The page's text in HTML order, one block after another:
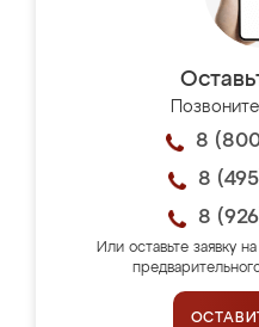
8
8
8
Или оставьте заявку